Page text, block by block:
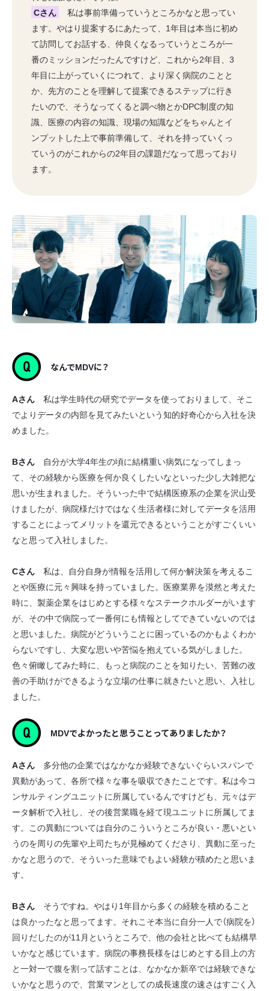
Cさん
私は事前準備っていうところかなと思ってい
ます。やはり提案するにあたって、1年目は本当に初め
て訪問してお話する、仲良くなるっていうところが一
番のミッションだったんですけど、これから2年目、3
年目に上がっていくにつれて、より深く病院のことと
か、先方のことを理解して提案できるステップに行き
たいので、そうなってくると調べ物とかDPC制度の知
識、医療の内容の知識、現場の知識などをちゃんとイ
ンプットした上で事前準備して、それを持っていくっ
ていうのがこれからの2年目の課題だなって思っており
ます。
なんでMDVに？
Aさん 私は学生時代の研究でデータを使っておりまして、そこ
でよりデータの内部を見てみたいという知的好奇心から入社を決
めました。
Bさん 自分が大学4年生の頃に結構重い病気になってしまっ
て、その経験から医療を何か良くしたいなといった少し大雑把な
思いが生まれました。そういった中で結構医療系の企業を沢山受
けましたが、病院様だけではなく生活者様に対してデータを活用
することによってメリットを還元できるということがすごくいい
なと思って入社しました。
Cさん 私は、自分自身が情報を活用して何か解決策を考えるこ
とや医療に元々興味を持っていました。医療業界を漠然と考えた
時に、製薬企業をはじめとする様々なステークホルダーがいます
が、その中で病院って一番何にも情報としてできていないのでは
と思いました。病院がどういうことに困っているのかもよくわか
らないですし、大変な思いや苦悩を抱えている気がしました。
色々俯瞰してみた時に、もっと病院のことを知りたい、苦難の改
善の手助けができるような立場の仕事に就きたいと思い、入社し
ました。
MDVでよかったと思うことってありましたか？
Aさん 多分他の企業ではなかなか経験できないぐらいスパンで
異動があって、各所で様々な事を吸収できたことです。私は今コ
ンサルティングユニットに所属しているんですけども、元々はデ
ータ解析で入社し、その後営業職を経て現ユニットに所属してま
す。この異動については自分のこういうところが良い・悪いとい
うのを周りの先輩や上司たちが見極めてくださり、異動に至った
かなと思うので、そういった意味でもよい経験が積めたと思いま
す。
Bさん そうですね。やはり1年目から多くの経験を積めること
は良かったなと思ってます。それこそ本当に自分一人で（病院を）
回りだしたのが11月というところで、他の会社と比べても結構早
いかなと感じています。病院の事務長様をはじめとする目上の方
と一対一で腹を割って話すことは、なかなか新卒では経験できな
いかなと思うので、営業マンとしての成長速度の速さはすごく入